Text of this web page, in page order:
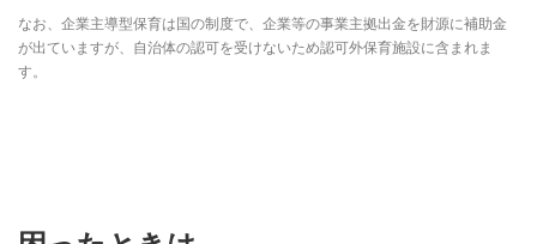
なお、企業主導型保育は国の制度で、企業等の事業主拠出金を財源に補助金
が出ていますが、自治体の認可を受けないため認可外保育施設に含まれま
す。